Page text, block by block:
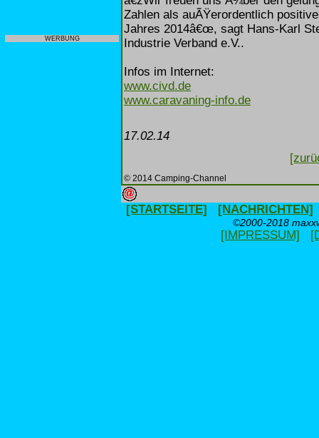
WERBUNG
Zahlen als auÃŸerordentlich
Jahres 2014â€œ, sagt Hans-Karl
Industrie Verband e.V..
Infos im Internet:
www.civd.de
www.caravaning-info.de
17.02.14
© 2014 Camping-Channel
[STARTSEITE] [NACHRICHTEN]
©2000-2018
[IMPRESSUM]